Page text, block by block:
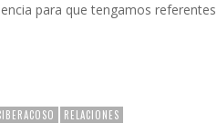
para que tengamos
RELACIONES